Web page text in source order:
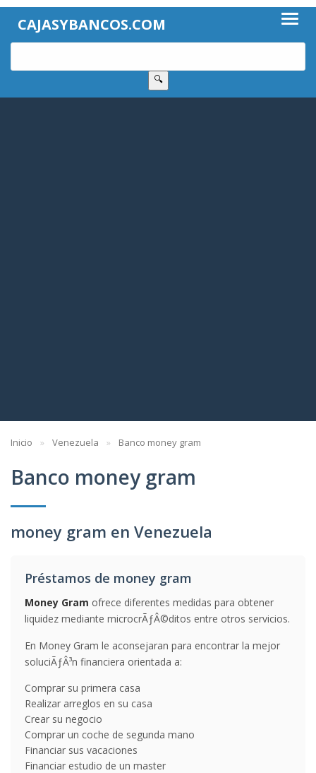
CAJASYBANCOS.COM
🔍
Inicio Venezuela Banco money gram
Banco money gram
money gram en Venezuela
Préstamos de money gram
Money Gram ofrece diferentes medidas para obtener
liquidez mediante microcrÃƒÂ©ditos entre otros servicios.
En Money Gram le aconsejaran para encontrar la mejor
soluciÃƒÂ³n financiera orientada a:
Comprar su primera casa
Realizar arreglos en su casa
Crear su negocio
Comprar un coche de segunda mano
Financiar sus vacaciones
Financiar estudio de un master